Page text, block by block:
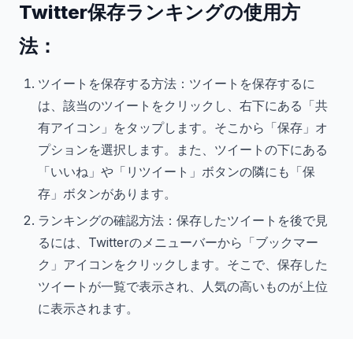
Twitter保存ランキングの使用方
法：
ツイートを保存する方法：ツイートを保存するに
は、該当のツイートをクリックし、右下にある「共
有アイコン」をタップします。そこから「保存」オ
プションを選択します。また、ツイートの下にある
「いいね」や「リツイート」ボタンの隣にも「保
存」ボタンがあります。
ランキングの確認方法：保存したツイートを後で見
るには、Twitterのメニューバーから「ブックマー
ク」アイコンをクリックします。そこで、保存した
ツイートが一覧で表示され、人気の高いものが上位
に表示されます。